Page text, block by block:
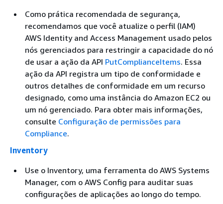
Como prática recomendada de segurança,
recomendamos que você atualize o perfil (IAM)
AWS Identity and Access Management usado pelos
nós gerenciados para restringir a capacidade do nó
de usar a ação da API PutComplianceItems. Essa
ação da API registra um tipo de conformidade e
outros detalhes de conformidade em um recurso
designado, como uma instância do Amazon EC2 ou
um nó gerenciado. Para obter mais informações,
consulte Configuração de permissões para
Compliance.
Inventory
Use o Inventory, uma ferramenta do AWS Systems
Manager, com o AWS Config para auditar suas
configurações de aplicações ao longo do tempo.